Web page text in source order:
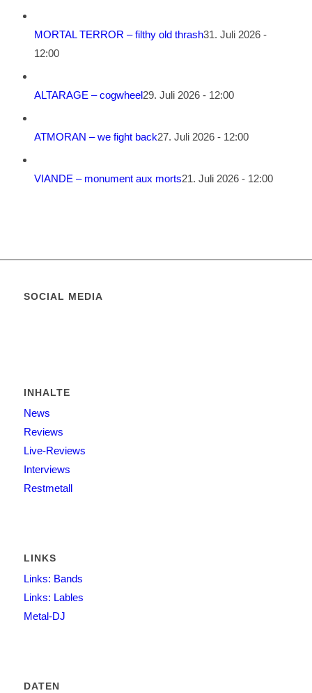
MORTAL TERROR – filthy old thrash31. Juli 2026 -
12:00
ALTARAGE – cogwheel29. Juli 2026 - 12:00
ATMORAN – we fight back27. Juli 2026 - 12:00
VIANDE – monument aux morts21. Juli 2026 - 12:00
SOCIAL MEDIA
INHALTE
News
Reviews
Live-Reviews
Interviews
Restmetall
LINKS
Links: Bands
Links: Lables
Metal-DJ
DATEN